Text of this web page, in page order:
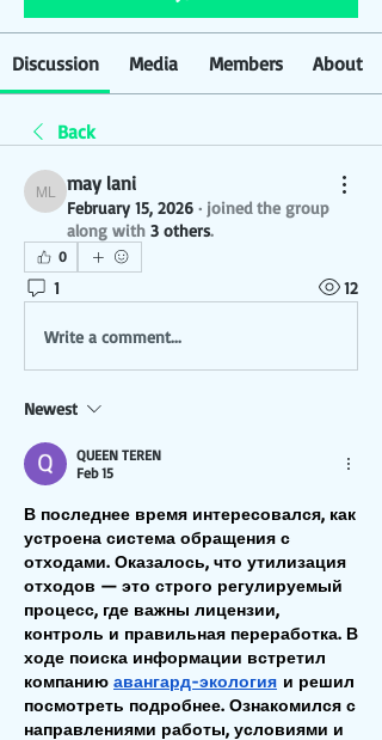
Discussion Media Members About
Back
may lani
may lani
February 15, 2026 · joined the group
along with 3 others.
0
1 12
Write a comment...
Newest
QUEEN TEREN
Feb 15
В последнее время интересовался, как
устроена система обращения с
отходами. Оказалось, что утилизация
отходов — это строго регулируемый
процесс, где важны лицензии,
контроль и правильная переработка. В
ходе поиска информации встретил
компанию авангард-экология и решил
посмотреть подробнее. Ознакомился с
направлениями работы, условиями и